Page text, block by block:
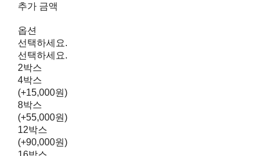
추가 금액
옵션
선택하세요.
선택하세요.
2박스
4박스
(+15,000원)
8박스
(+55,000원)
12박스
(+90,000원)